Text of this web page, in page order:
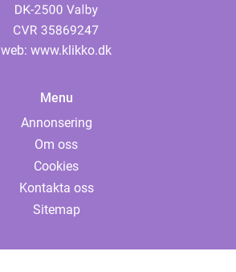
web: www.klikko.dk
Menu
Annonsering
Om oss
Cookies
Kontakta oss
Sitemap